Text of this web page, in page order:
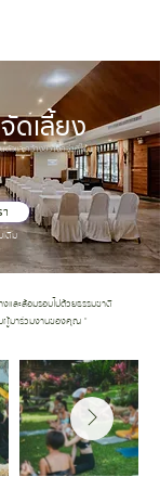
ดเลี้ยง
วและกว้างขวางกว่าที่ไหน ๆ
ติม
ละล้อมรอบไปด้วยธรรมชาติ
บผู้มาร่วมงานของคุณ "